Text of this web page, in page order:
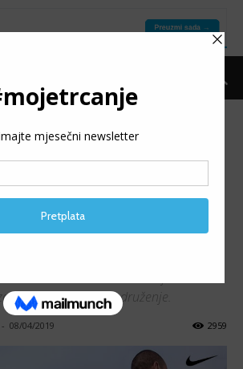
Nezaboravno
Land iskustvo
centru Delta Planet Banjaluka od
Nike React druženje.
- 08/04/2019 2959